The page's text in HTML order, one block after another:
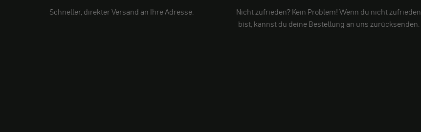
Schneller, direkter Versand an Ihre Adresse.
Nicht zufrieden? Kein Problem! Wenn du nicht zufrieden
bist, kannst du deine Bestellung an uns zurücksenden.